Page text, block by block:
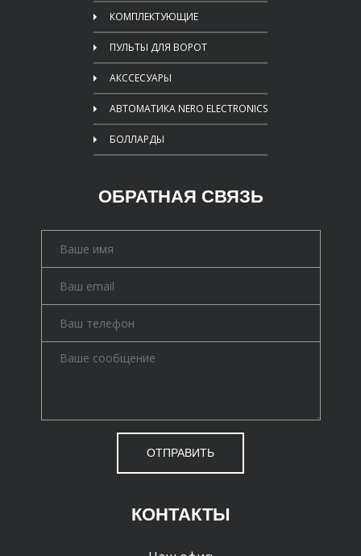
КОМПЛЕКТУЮЩИЕ
ПУЛЬТЫ ДЛЯ ВОРОТ
АКССЕСУАРЫ
АВТОМАТИКА NERO ELECTRONICS
БОЛЛАРДЫ
ОБРАТНАЯ СВЯЗЬ
ОТПРАВИТЬ
КОНТАКТЫ